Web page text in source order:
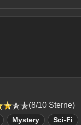
(8/10 Sterne)
Mystery Sci-Fi